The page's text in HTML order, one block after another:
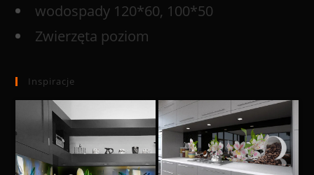
wodospady 120*60, 100*50
Zwierzęta poziom
Inspiracje